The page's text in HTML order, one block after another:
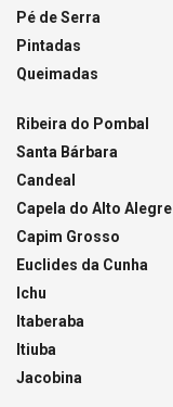
Pé de Serra
Pintadas
Queimadas
Ribeira do Pombal
Santa Bárbara
Candeal
Capela do Alto Alegre
Capim Grosso
Euclides da Cunha
Ichu
Itaberaba
Itiuba
Jacobina